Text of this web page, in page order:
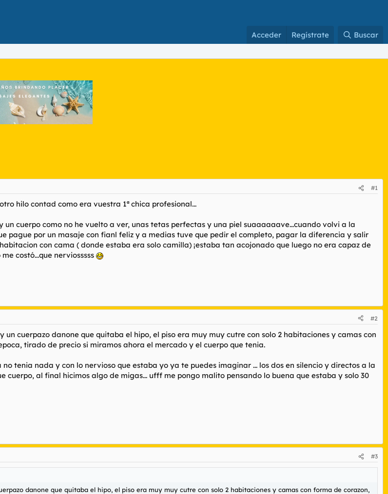
Acceder Regístrate Buscar
#1
hilo contad como era vuestra 1ª chica profesional...
un cuerpo como no he vuelto a ver, unas tetas perfectas y una piel suaaaaaave...cuando volvi a la
pague por un masaje con fianl feliz y a medias tuve que pedir el completo, pagar la diferencia y salir
con cama ( donde estaba era solo camilla) ¡estaba tan acojonado que luego no era capaz de
costó...que nerviosssss
#2
cuerpazo danone que quitaba el hipo, el piso era muy muy cutre con solo 2 habitaciones y camas con
tirado de precio si miramos ahora el mercado y el cuerpo que tenia.
tenia nada y con lo nervioso que estaba yo ya te puedes imaginar ... los dos en silencio y directos a la
cuerpo, al final hicimos algo de migas... ufff me pongo malito pensando lo buena que estaba y solo 30
#3
danone que quitaba el hipo, el piso era muy muy cutre con solo 2 habitaciones y camas con forma de corazon,